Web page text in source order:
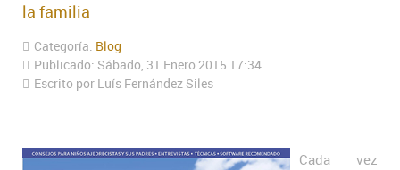
la familia
Categoría: Blog
Publicado: Sábado, 31 Enero 2015 17:34
Escrito por Luís Fernández Siles
Cada vez